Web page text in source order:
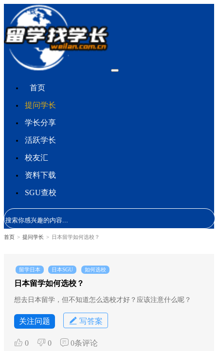
首页
提问学长
学长分享
活跃学长
校友汇
资料下载
SGU查校
首页 > 提问学长 > 日本留学如何选校？
留学日本 日本SGU 如何选校
日本留学如何选校？
想去日本留学，但不知道怎么选校才好？应该注意什么呢？
关注问题 写答案
0 0 0条评论